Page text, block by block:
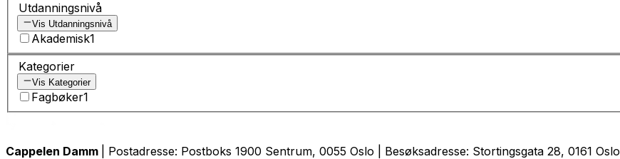
Utdanningsnivå
Vis Utdanningsnivå
Akademisk1
Kategorier
Vis Kategorier
Fagbøker1
Cappelen Damm | Postadresse: Postboks 1900 Sentrum, 0055 Oslo | Besøksadresse: Stortingsgata 28, 0161 Oslo